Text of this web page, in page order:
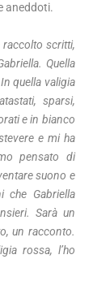
aneddoti.
raccolto scritti,
Quella
quella valigia
sparsi,
e in bianco
e mi ha
pensato di
suono e
che Gabriella
Sarà un
un racconto.
rossa, l’ho